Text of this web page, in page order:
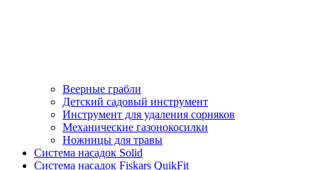
Веерные грабли
Детский садовый инструмент
Инструмент для удаления сорняков
Механические газонокосилки
Ножницы для травы
Система насадок Solid
Система насадок Fiskars QuikFit